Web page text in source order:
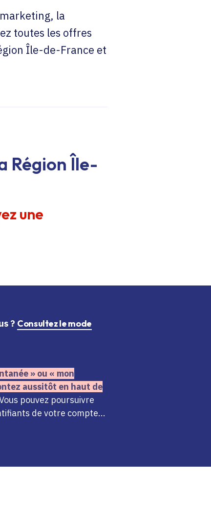
la
toutes les offres
Île-de-France et
Région Île-
une
? Consultez le mode
» ou « mon
aussitôt en haut de
pouvez poursuivre
de votre compte...